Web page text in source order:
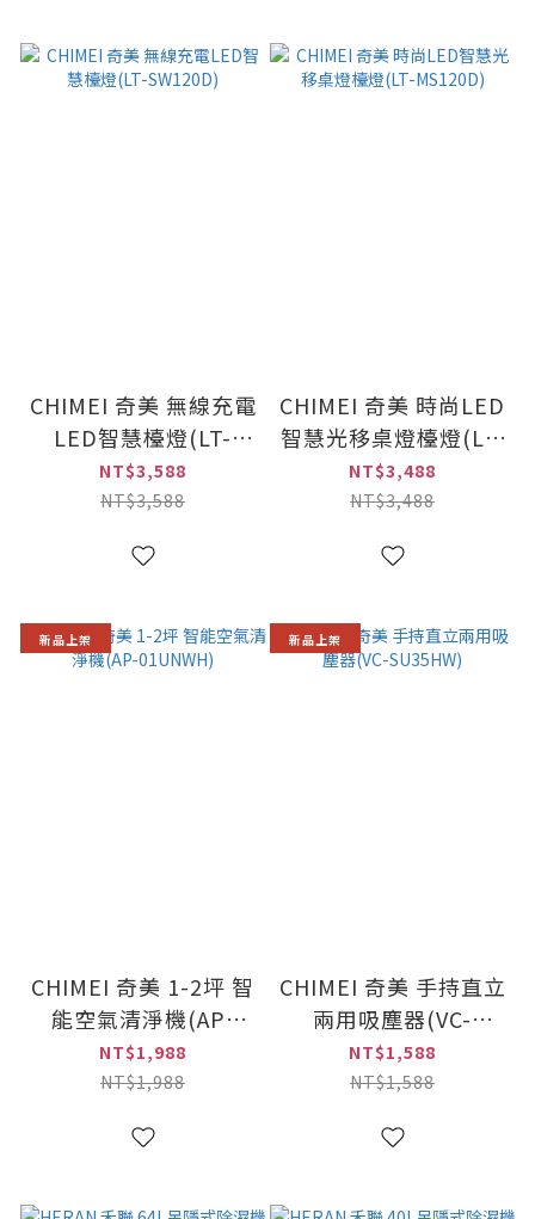
CHIMEI 奇美 無線充電
LED智慧檯燈(LT-
SW120D)
NT$3,588
NT$3,588
CHIMEI 奇美 時尚LED
智慧光移桌燈檯燈(LT-
MS120D)
NT$3,488
NT$3,488
新品上架
CHIMEI 奇美 1-2坪 智
能空氣清淨機(AP-
01UNWH)
NT$1,988
NT$1,988
新品上架
CHIMEI 奇美 手持直立
兩用吸塵器(VC-
SU35HW)
NT$1,588
NT$1,588